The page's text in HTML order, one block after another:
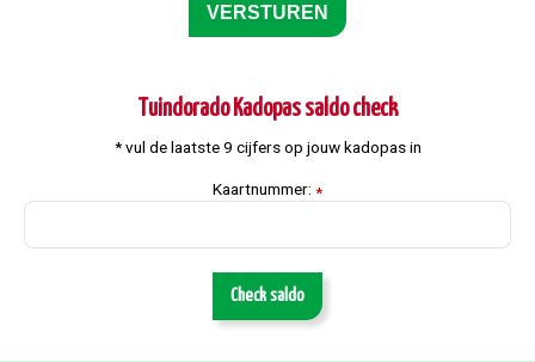
Tuindorado Kadopas saldo check
* vul de laatste 9 cijfers op jouw kadopas in
Kaartnummer: *
Check saldo